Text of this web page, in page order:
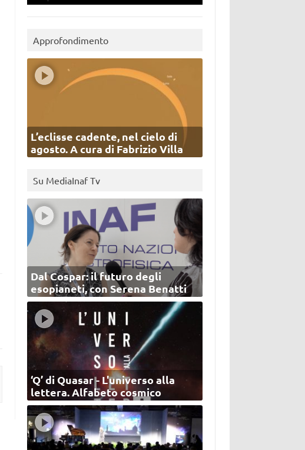
Approfondimento
L’eclisse cadente, nel cielo di
agosto. A cura di Fabrizio Villa
Su MediaInaf Tv
Dal Cospar: il futuro degli
esopianeti, con Serena Benatti
‘Q’ di Quasar - L'universo alla
lettera. Alfabeto cosmico